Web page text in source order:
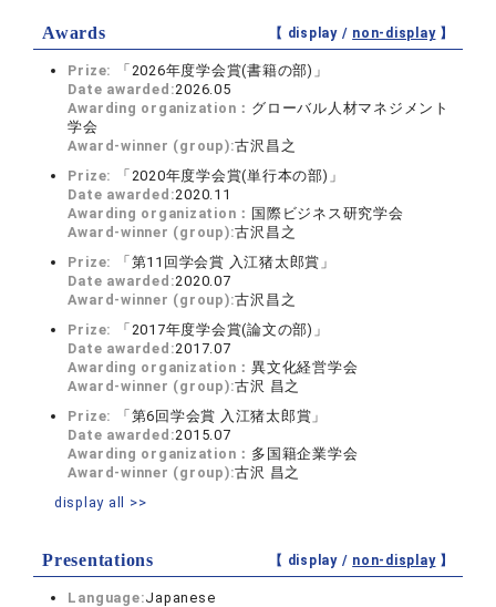
Awards 【 display / non-display】
Prize:
「2026年度学会賞(書籍の部)」
Date awarded:2026.05
Awarding organization： グローバル人材マネジメント
学会
Award-winner (group):古沢昌之
Prize:
「2020年度学会賞(単行本の部)」
Date awarded:2020.11
Awarding organization： 国際ビジネス研究学会
Award-winner (group):古沢昌之
Prize:
「第11回学会賞 入江猪太郎賞」
Date awarded:2020.07
Award-winner (group):古沢昌之
Prize:
「2017年度学会賞(論文の部)」
Date awarded:2017.07
Awarding organization：異文化経営学会
Award-winner (group):古沢 昌之
Prize:
「第6回学会賞 入江猪太郎賞」
Date awarded:2015.07
Awarding organization： 多国籍企業学会
Award-winner (group):古沢 昌之
display all >>
Presentations 【 display / non-display】
Language:Japanese